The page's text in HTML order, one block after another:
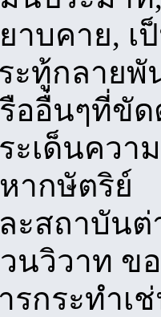
าบคาย, เ
ะทู้กลายพั
ออื่นๆที่ขัด
ะเด็นควา
ากษัตริย์
ะสถาบันต่
นวิวาท ข
รกระทำ